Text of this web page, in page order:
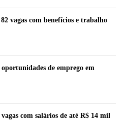
vagas com benefícios e trabalho
de emprego em
com salários de até R$ 14 mil